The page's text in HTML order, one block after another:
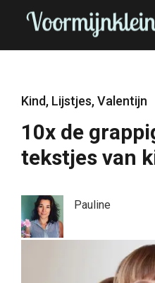
Kind, Lijstjes,Valentijn
10x de
tekstjes van
Pauline